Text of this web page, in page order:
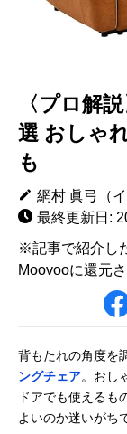
〈プロ解
選 おしゃ
も
網村 眞弓（
最終更新日:
※記事で紹介し
Moovooに還元
背もたれの角度を
ングチェア。おし
ドアでも使えるも
よいのか迷いがち